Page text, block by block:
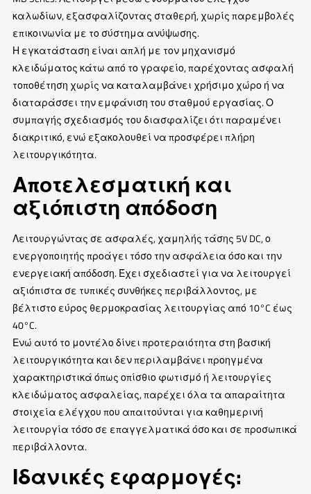
καλωδίων, εξασφαλίζοντας σταθερή, χωρίς παρεμβολές
επικοινωνία με το σύστημα ανύψωσης.
Η εγκατάσταση είναι απλή με τον μηχανισμό
κλειδώματος κάτω από το γραφείο, παρέχοντας ασφαλή
τοποθέτηση χωρίς να καταλαμβάνει χρήσιμο χώρο ή να
διαταράσσει την εμφάνιση του σταθμού εργασίας. Ο
συμπαγής σχεδιασμός του διασφαλίζει ότι παραμένει
διακριτικό, ενώ εξακολουθεί να προσφέρει πλήρη
λειτουργικότητα.
Αποτελεσματική και
αξιόπιστη απόδοση
Λειτουργώντας σε ασφαλές, χαμηλής τάσης 5V DC, ο
ενεργοποιητής προάγει τόσο την ασφάλεια όσο και την
ενεργειακή απόδοση. Έχει σχεδιαστεί για να λειτουργεί
αξιόπιστα σε τυπικές συνθήκες περιβάλλοντος, με
βέλτιστο εύρος θερμοκρασίας λειτουργίας από 10°C έως
40°C.
Ενώ αυτό το μοντέλο δίνει προτεραιότητα στη βασική
λειτουργικότητα και δεν περιλαμβάνει προηγμένα
χαρακτηριστικά όπως οπίσθιο φωτισμό ή λειτουργίες
κλειδώματος ασφαλείας, παρέχει όλα τα απαραίτητα
στοιχεία ελέγχου που απαιτούνται για καθημερινή
λειτουργία τόσο σε επαγγελματικά όσο και σε προσωπικά
περιβάλλοντα.
Ιδανικές εφαρμογές: